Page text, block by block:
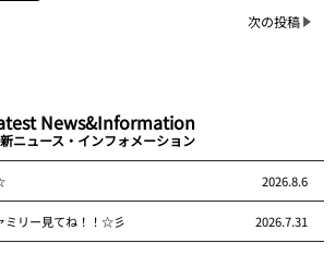
次の投稿
News&Information
ニュース・インフォメーション
2026.8.6
リー見てね！！☆彡 2026.7.31